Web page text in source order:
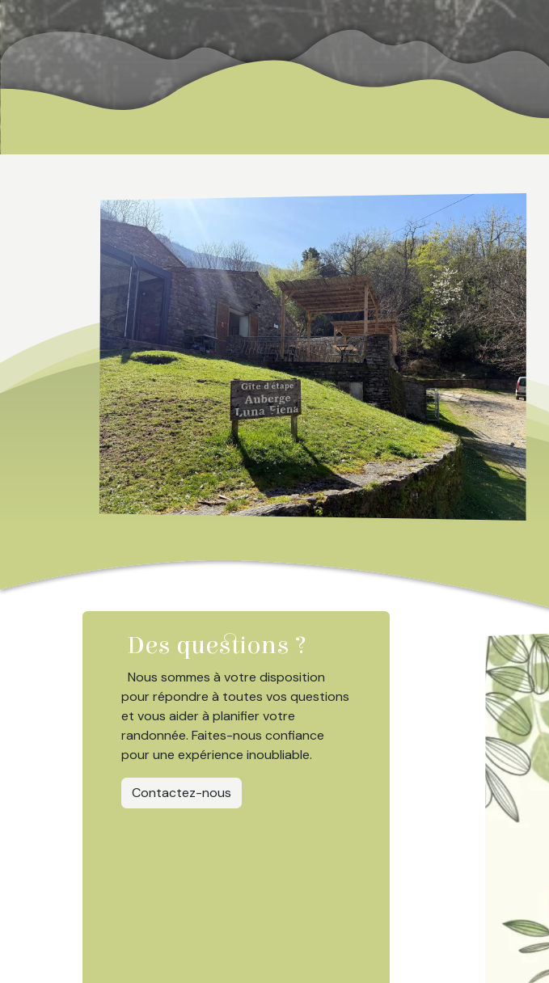
Des questions ?
Nous sommes à votre disposition
pour répondre à toutes vos questions
et vous aider à planifier votre
randonnée. Faites-nous confiance
pour une expérience inoubliable.
Contactez-nous